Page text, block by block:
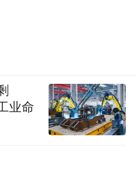
业命